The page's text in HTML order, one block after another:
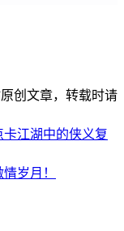
创文章，转载时请
卡江湖中的侠义复
岁月！